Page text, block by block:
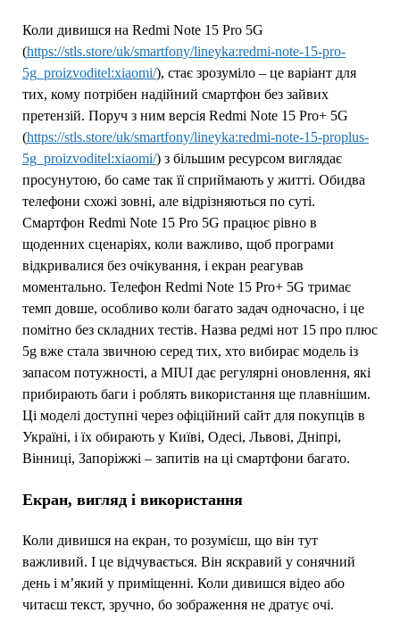
Коли дивишся на Redmi Note 15 Pro 5G
(https://stls.store/uk/smartfony/lineyka:redmi-note-15-pro-
5g_proizvoditel:xiaomi/), стає зрозуміло – це варіант для
тих, кому потрібен надійний смартфон без зайвих
претензій. Поруч з ним версія Redmi Note 15 Pro+ 5G
(https://stls.store/uk/smartfony/lineyka:redmi-note-15-proplus-
5g_proizvoditel:xiaomi/) з більшим ресурсом виглядає
просунутою, бо саме так її сприймають у житті. Обидва
телефони схожі зовні, але відрізняються по суті.
Смартфон Redmi Note 15 Pro 5G працює рівно в
щоденних сценаріях, коли важливо, щоб програми
відкривалися без очікування, і екран реагував
моментально. Телефон Redmi Note 15 Pro+ 5G тримає
темп довше, особливо коли багато задач одночасно, і це
помітно без складних тестів. Назва редмі нот 15 про плюс
5g вже стала звичною серед тих, хто вибирає модель із
запасом потужності, а MIUI дає регулярні оновлення, які
прибирають баги і роблять використання ще плавнішим.
Ці моделі доступні через офіційний сайт для покупців в
Україні, і їх обирають у Київі, Одесі, Львові, Дніпрі,
Вінниці, Запоріжжі – запитів на ці смартфони багато.
Екран, вигляд і використання
Коли дивишся на екран, то розумієш, що він тут
важливий. І це відчувається. Він яскравий у сонячний
день і м’який у приміщенні. Коли дивишся відео або
читаєш текст, зручно, бо зображення не дратує очі.